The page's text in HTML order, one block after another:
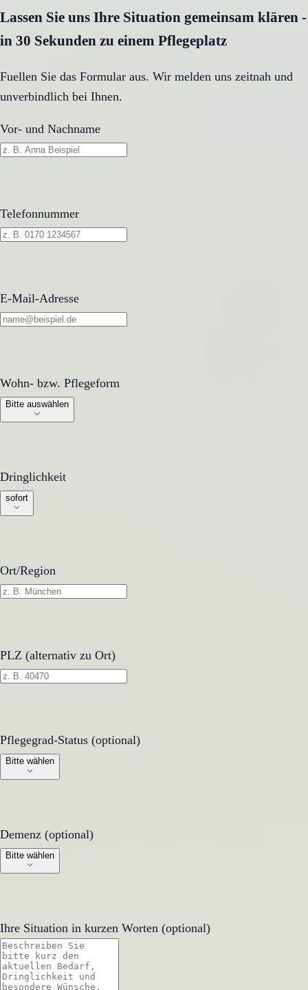
Lassen Sie uns Ihre Situation gemeinsam klären -
in 30 Sekunden zu einem Pflegeplatz
Fuellen Sie das Formular aus. Wir melden uns zeitnah und
unverbindlich bei Ihnen.
Vor- und Nachname
Telefonnummer
E-Mail-Adresse
Wohn- bzw. Pflegeform
Wohn- bzw. Pflegeform
Bitte auswählen
Dringlichkeit
Dringlichkeit
sofort
Ort/Region
PLZ (alternativ zu Ort)
Pflegegrad-Status (optional)
Pflegegrad-Status (optional)
Bitte wählen
Demenz (optional)
Demenz (optional)
Bitte wählen
Ihre Situation in kurzen Worten (optional)